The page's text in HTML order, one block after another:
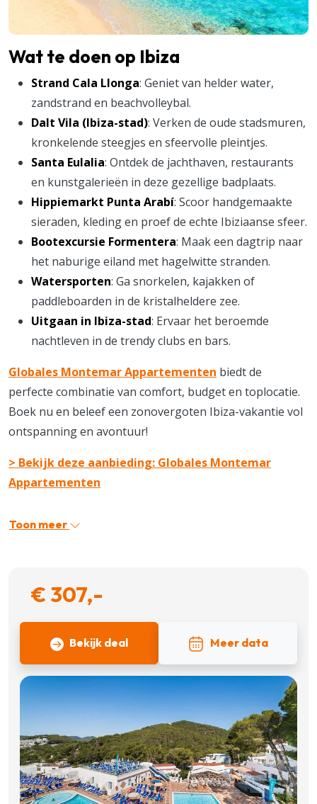
Wat te doen op Ibiza
Strand Cala Llonga: Geniet van helder water,
zandstrand en beachvolleybal.
Dalt Vila (Ibiza-stad): Verken de oude stadsmuren,
kronkelende steegjes en sfeervolle pleintjes.
Santa Eulalia: Ontdek de jachthaven, restaurants
en kunstgalerieën in deze gezellige badplaats.
Hippiemarkt Punta Arabí: Scoor handgemaakte
sieraden, kleding en proef de echte Ibiziaanse sfeer.
Bootexcursie Formentera: Maak een dagtrip naar
het naburige eiland met hagelwitte stranden.
Watersporten: Ga snorkelen, kajakken of
paddleboarden in de kristalheldere zee.
Uitgaan in Ibiza-stad: Ervaar het beroemde
nachtleven in de trendy clubs en bars.
Globales Montemar Appartementen biedt de
perfecte combinatie van comfort, budget en toplocatie.
Boek nu en beleef een zonovergoten Ibiza-vakantie vol
ontspanning en avontuur!
> Bekijk deze aanbieding: Globales Montemar
Appartementen
Toon meer
€ 307,-
Bekijk deal Meer data